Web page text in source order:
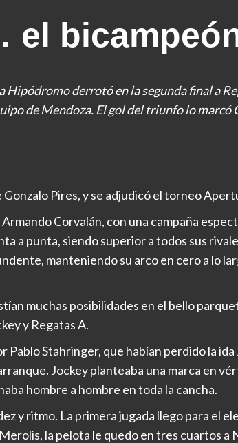
el
derrotó en la segunda final a
de Mendoza. El gol del triunfo lo marcó
Gonzalo Pires, y se adjudicó el torneo
Corvalán, con una campaña
a punta, siendo superior a todos sus
manteniendo su arco en cero a lo
muchas posibilidades en el bello
y Regatas A.
Stahringer, que habían perdido la ida
Jockey planteaba una marca en
hombre a hombre en toda la cancha.
y ritmo. La primera jugada llego para el
la pelota le quedo en tres cuartos a